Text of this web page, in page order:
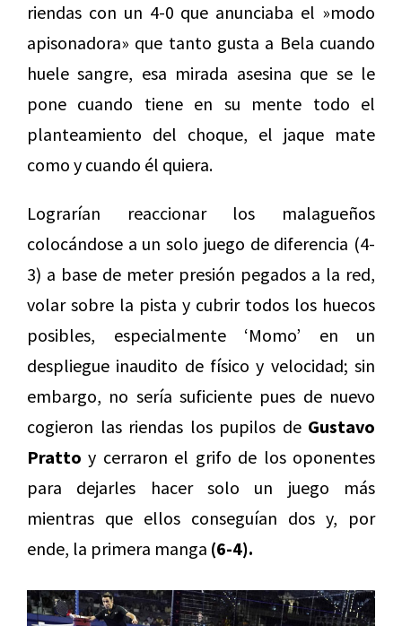
riendas con un 4-0 que anunciaba el »modo
apisonadora» que tanto gusta a Bela cuando
huele sangre, esa mirada asesina que se le
pone cuando tiene en su mente todo el
planteamiento del choque, el jaque mate
como y cuando él quiera.
Lograrían reaccionar los malagueños
colocándose a un solo juego de diferencia (4-
3) a base de meter presión pegados a la red,
volar sobre la pista y cubrir todos los huecos
posibles, especialmente ‘Momo’ en un
despliegue inaudito de físico y velocidad; sin
embargo, no sería suficiente pues de nuevo
cogieron las riendas los pupilos de Gustavo
Pratto y cerraron el grifo de los oponentes
para dejarles hacer solo un juego más
mientras que ellos conseguían dos y, por
ende, la primera manga (6-4).